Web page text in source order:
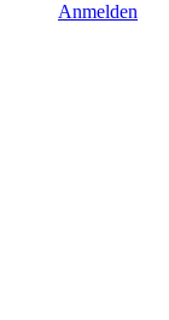
Anmelden